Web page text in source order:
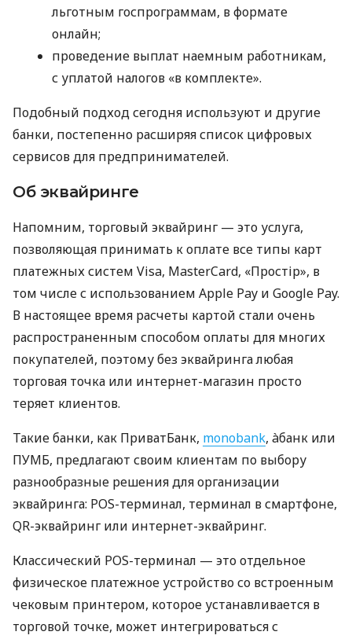
льготным госпрограммам, в формате
онлайн;
проведение выплат наемным работникам,
с уплатой налогов «в комплекте».
Подобный подход сегодня используют и другие
банки, постепенно расширяя список цифровых
сервисов для предпринимателей.
Об эквайринге
Напомним, торговый эквайринг — это услуга,
позволяющая принимать к оплате все типы карт
платежных систем Visa, MasterCard, «Простір», в
том числе с использованием Apple Pay и Google Pay.
В настоящее время расчеты картой стали очень
распространенным способом оплаты для многих
покупателей, поэтому без эквайринга любая
торговая точка или интернет-магазин просто
теряет клиентов.
Такие банки, как ПриватБанк, monobank, àбанк или
ПУМБ, предлагают своим клиентам по выбору
разнообразные решения для организации
эквайринга: POS-терминал, терминал в смартфоне,
QR-эквайринг или интернет-эквайринг.
Классический POS-терминал — это отдельное
физическое платежное устройство со встроенным
чековым принтером, которое устанавливается в
торговой точке, может интегрироваться с